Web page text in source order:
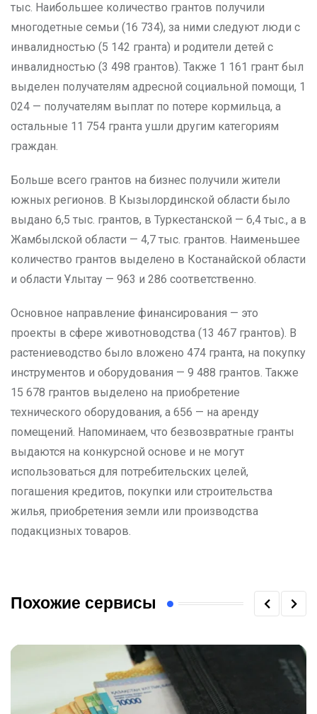
тыс. Наибольшее количество грантов получили
многодетные семьи (16 734), за ними следуют люди с
инвалидностью (5 142 гранта) и родители детей с
инвалидностью (3 498 грантов). Также 1 161 грант был
выделен получателям адресной социальной помощи, 1
024 — получателям выплат по потере кормильца, а
остальные 11 754 гранта ушли другим категориям
граждан.
Больше всего грантов на бизнес получили жители
южных регионов. В Кызылординской области было
выдано 6,5 тыс. грантов, в Туркестанской — 6,4 тыс., а в
Жамбылской области — 4,7 тыс. грантов. Наименьшее
количество грантов выделено в Костанайской области
и области Ұлытау — 963 и 286 соответственно.
Основное направление финансирования — это
проекты в сфере животноводства (13 467 грантов). В
растениеводство было вложено 474 гранта, на покупку
инструментов и оборудования — 9 488 грантов. Также
15 678 грантов выделено на приобретение
технического оборудования, а 656 — на аренду
помещений. Напоминаем, что безвозвратные гранты
выдаются на конкурсной основе и не могут
использоваться для потребительских целей,
погашения кредитов, покупки или строительства
жилья, приобретения земли или производства
подакцизных товаров.
Похожие сервисы